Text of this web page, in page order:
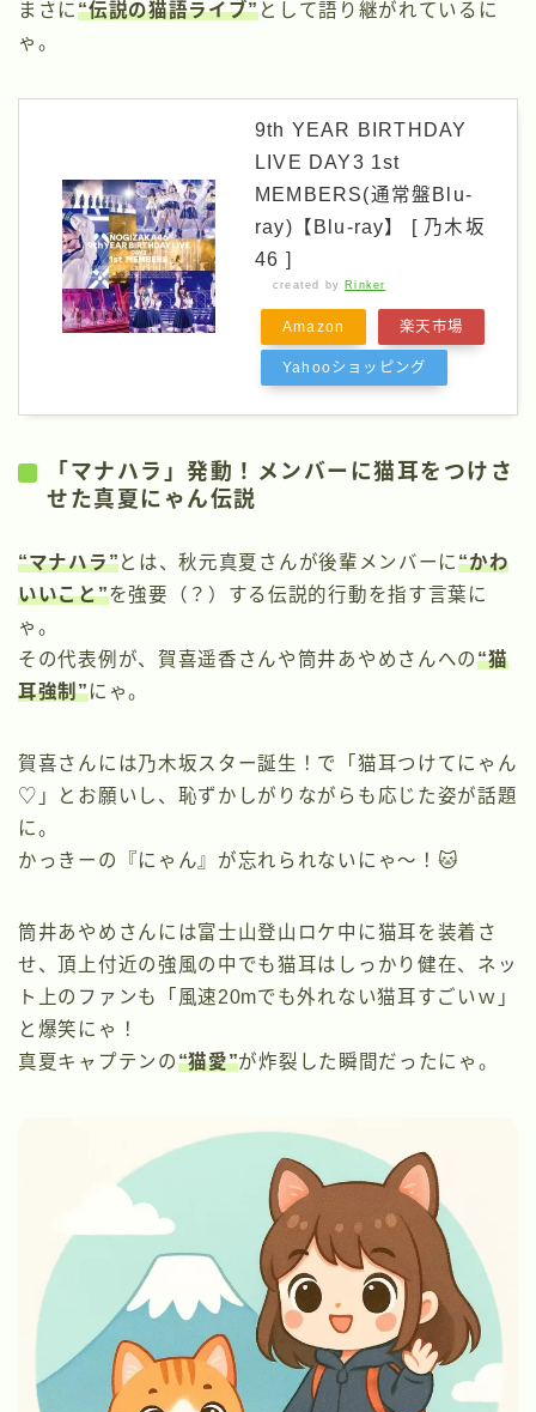
まさに“伝説の猫語ライブ”として語り継がれているに
ゃ。
9th YEAR BIRTHDAY
LIVE DAY3 1st
MEMBERS(通常盤Blu-
ray)【Blu-ray】 [ 乃木坂
46 ]
created by Rinker
Amazon 楽天市場
Yahooショッピング
「マナハラ」発動！メンバーに猫耳をつけさ
せた真夏にゃん伝説
“マナハラ”とは、秋元真夏さんが後輩メンバーに“かわ
いいこと”を強要（？）する伝説的行動を指す言葉に
ゃ。
その代表例が、賀喜遥香さんや筒井あやめさんへの“猫
耳強制”にゃ。
賀喜さんには乃木坂スター誕生！で「猫耳つけてにゃん
♡」とお願いし、恥ずかしがりながらも応じた姿が話題
に。
かっきーの『にゃん』が忘れられないにゃ〜！🐱
筒井あやめさんには富士山登山ロケ中に猫耳を装着さ
せ、頂上付近の強風の中でも猫耳はしっかり健在、ネッ
ト上のファンも「風速20mでも外れない猫耳すごいｗ」
と爆笑にゃ！
真夏キャプテンの“猫愛”が炸裂した瞬間だったにゃ。